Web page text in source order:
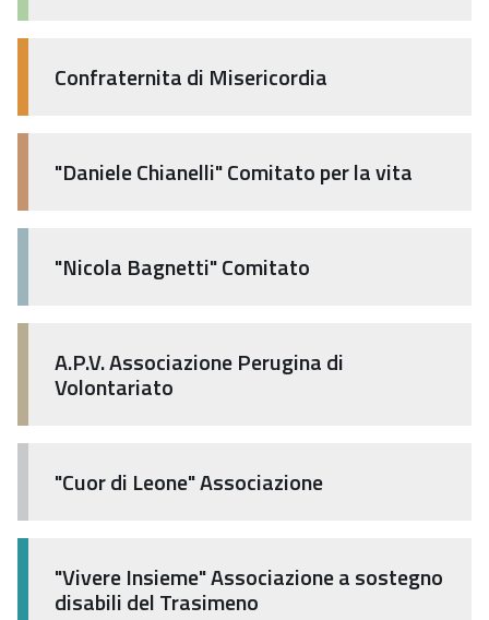
Confraternita di Misericordia
"Daniele Chianelli" Comitato per la vita
"Nicola Bagnetti" Comitato
A.P.V. Associazione Perugina di
Volontariato
"Cuor di Leone" Associazione
"Vivere Insieme" Associazione a sostegno
disabili del Trasimeno